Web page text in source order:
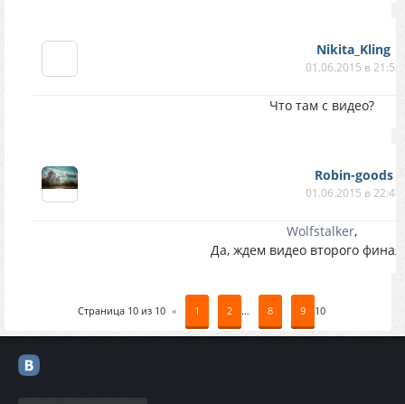
Nikita_Kling
01.06.2015 в 21:55
Что там с видео?
Robin-goods
01.06.2015 в 22:48
Wolfstalker,
Да, ждем видео второго
Страница 10из 10 « 1 2 … 8 9 10